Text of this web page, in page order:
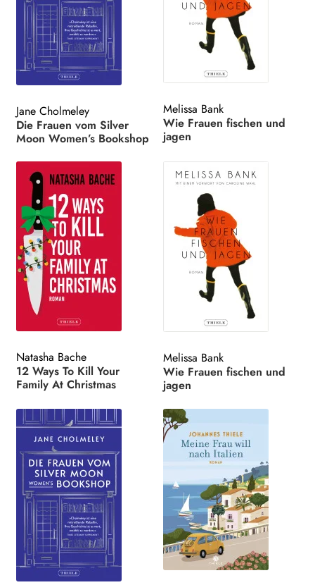
Jane Cholmeley
Die Frauen vom Silver
Moon Women’s Bookshop
Melissa Bank
Wie Frauen fischen und
jagen
Natasha Bache
12 Ways To Kill Your
Family At Christmas
Melissa Bank
Wie Frauen fischen und
jagen